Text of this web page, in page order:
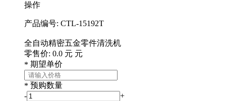
操作
产品编号: CTL-15192T
全自动精密五金零件清洗机
零售价: 0.0 元 元
* 期望单价
* 预购数量
-
+